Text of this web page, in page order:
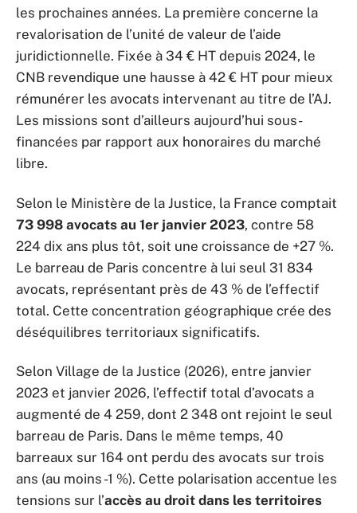
les prochaines années. La première concerne la
revalorisation de l’unité de valeur de l’aide
juridictionnelle. Fixée à 34 € HT depuis 2024, le
CNB revendique une hausse à 42 € HT pour mieux
rémunérer les avocats intervenant au titre de l’AJ.
Les missions sont d’ailleurs aujourd’hui sous-
financées par rapport aux honoraires du marché
libre.
Selon le Ministère de la Justice, la France comptait
73 998 avocats au 1er janvier 2023, contre 58
224 dix ans plus tôt, soit une croissance de +27 %.
Le barreau de Paris concentre à lui seul 31 834
avocats, représentant près de 43 % de l’effectif
total. Cette concentration géographique crée des
déséquilibres territoriaux significatifs.
Selon Village de la Justice (2026), entre janvier
2023 et janvier 2026, l’effectif total d’avocats a
augmenté de 4 259, dont 2 348 ont rejoint le seul
barreau de Paris. Dans le même temps, 40
barreaux sur 164 ont perdu des avocats sur trois
ans (au moins -1 %). Cette polarisation accentue les
tensions sur l’accès au droit dans les territoires